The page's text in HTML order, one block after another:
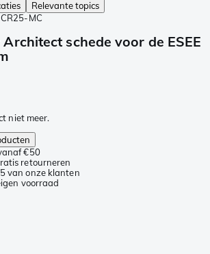
Relevante topics
MC
schede voor de ESEE
niet meer.
€50
retourneren
van onze klanten
voorraad